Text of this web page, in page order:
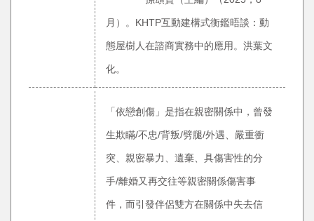
月）。KHTP互動建構式衡鑑晤談：動
態屋樹人在諮商實務中的應用。洪葉文
化。
「依戀創傷」是指在親密關係中，曾發
生欺瞞/不忠/背叛/劈腿/外遇、嚴重衝
突、親密暴力、遺棄、具傷害性的分
手/離婚又再交往等親密關係傷害事
件，而引發伴侶雙方在關係中失去信